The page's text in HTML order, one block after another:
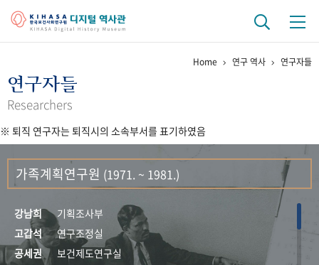
걸어온 길 기관 변천사
연구 역사
정책과 연구 키워드로 보는 연구 역사
연구자들
간행물 변천사
기록물 아카이브
사진 아카이브 문서 기록물 행정박물 영상 기록물
Home 연구 역사 연구자들
연구자들
Researchers
※ 퇴직 연구자는 퇴직시의 소속부서를 표기하였음
가족계획연구원 (1971. ~ 1981.)
강남희
기획조사부
고갑석
연구조정실
공세권
보건제도연구실